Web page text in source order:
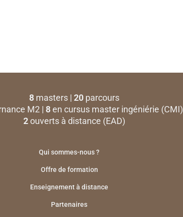
8masters | 20parcours
M2 | 8en cursus master ingéniérie (CMI)
2ouverts à distance (EAD)
Qui sommes-nous ?
Offre de formation
Enseignement à distance
Partenaires